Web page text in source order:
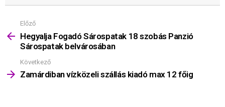
Mutass
többet
Előző
Hegyalja Fogadó Sárospatak 18 szobás Panzió
Sárospatak belvárosában
Következő
Zamárdiban vízközeli szállás kiadó max 12 főig